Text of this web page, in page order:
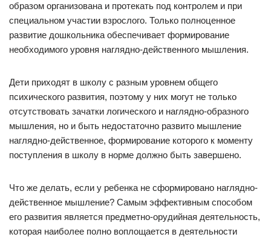
образом организована и протекать под контролем и при
специальном участии взрослого. Только полноценное
развитие дошкольника обеспечивает формирование
необходимого уровня наглядно-действенного мышления.
Дети приходят в школу с разным уровнем общего
психического развития, поэтому у них могут не только
отсутствовать зачатки логического и наглядно-образного
мышления, но и быть недостаточно развито мышление
наглядно-действенное, формирование которого к моменту
поступления в школу в норме должно быть завершено.
Что же делать, если у ребенка не сформировано наглядно-
действенное мышление? Самым эффективным способом
его развития является предметно-орудийная деятельность,
которая наиболее полно воплощается в деятельности